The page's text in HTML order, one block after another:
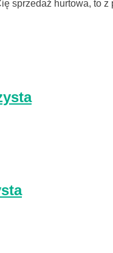
sprzedaż hurtowa, to